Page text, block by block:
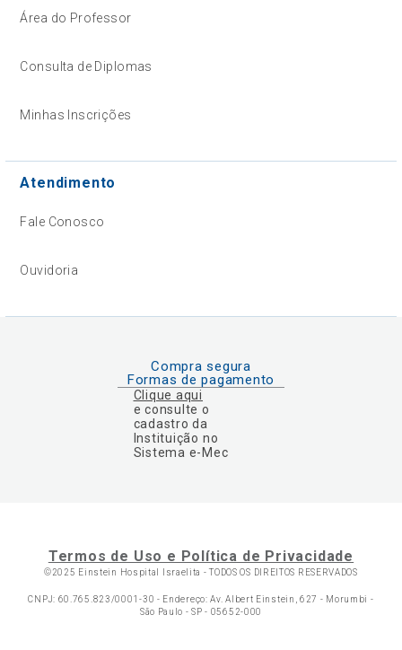
Área do Professor
Consulta de Diplomas
Minhas Inscrições
Atendimento
Fale Conosco
Ouvidoria
Compra segura
Formas de pagamento
Clique aqui
e consulte o
cadastro da
Instituição no
Sistema e-Mec
Termos de Uso e Política de Privacidade
©2025 Einstein Hospital Israelita -TODOS OS DIREITOS RESERVADOS
CNPJ: 60.765.823/0001-30 - Endereço: Av. Albert Einstein, 627 - Morumbi -
São Paulo - SP - 05652-000